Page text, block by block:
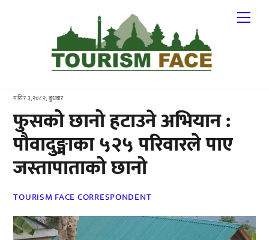
मंसिर ३,२०८२, बुधबार
फुसको छानो हटाउने अभियान :
पौवादुङ्माका ५२५ परिवारले पाए
जस्तापाताको छानो
TOURISM FACE CORRESPONDENT